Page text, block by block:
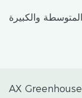
AX Greenhouse